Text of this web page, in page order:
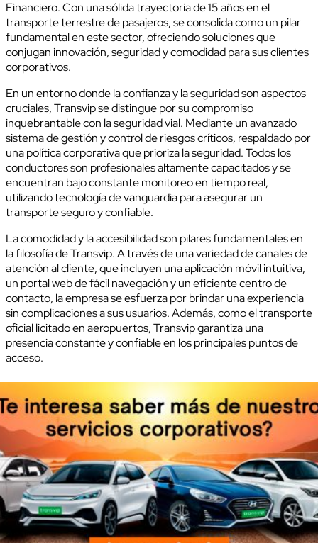
Financiero. Con una sólida trayectoria de 15 años en el
transporte terrestre de pasajeros, se consolida como un pilar
fundamental en este sector, ofreciendo soluciones que
conjugan innovación, seguridad y comodidad para sus clientes
corporativos.
En un entorno donde la confianza y la seguridad son aspectos
cruciales, Transvip se distingue por su compromiso
inquebrantable con la seguridad vial. Mediante un avanzado
sistema de gestión y control de riesgos críticos, respaldado por
una política corporativa que prioriza la seguridad. Todos los
conductores son profesionales altamente capacitados y se
encuentran bajo constante monitoreo en tiempo real,
utilizando tecnología de vanguardia para asegurar un
transporte seguro y confiable.
La comodidad y la accesibilidad son pilares fundamentales en
la filosofía de Transvip. A través de una variedad de canales de
atención al cliente, que incluyen una aplicación móvil intuitiva,
un portal web de fácil navegación y un eficiente centro de
contacto, la empresa se esfuerza por brindar una experiencia
sin complicaciones a sus usuarios. Además, como el transporte
oficial licitado en aeropuertos, Transvip garantiza una
presencia constante y confiable en los principales puntos de
acceso.